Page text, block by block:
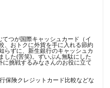
つが国際キャッシュカード（イ
、おトクに外貨を手に入れる節約
らずに、新生銀行のキャッシュカ
した(苦笑)。ずいぶん無駄にした
挑戦するみなさんのお役に立て
保険クレジットカード比較などな